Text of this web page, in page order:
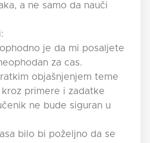
a ne samo da nauči
je da mi posaljete
za cas.
objašnjenjem teme
primere i zadatke
ne bude siguran u
bilo bi poželjno da se